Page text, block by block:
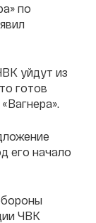
по
уйдут из
готов
его начало
ЧВК